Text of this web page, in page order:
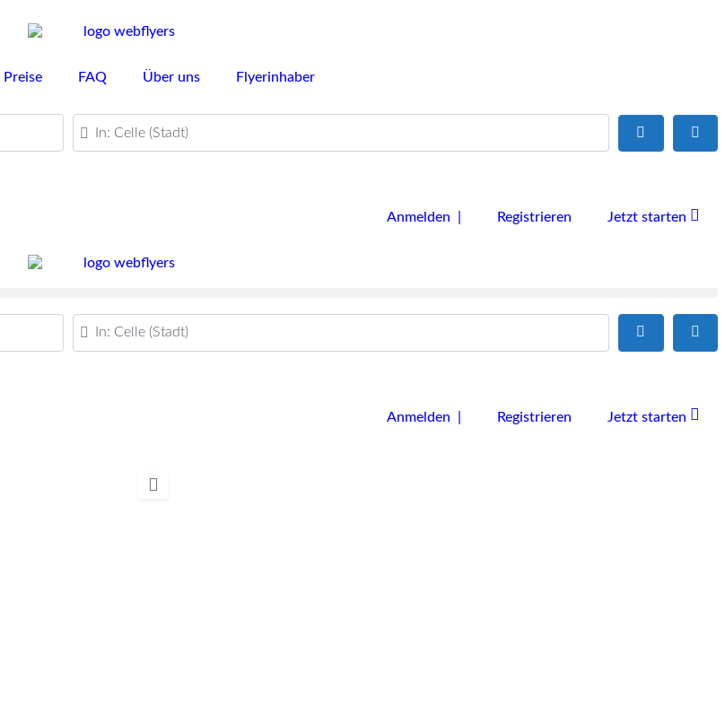
Preise FAQ Über uns Flyerinhaber
PLZ oder Ort
Anmelden | Registrieren Jetzt starten
PLZ oder Ort
Anmelden | Registrieren Jetzt starten